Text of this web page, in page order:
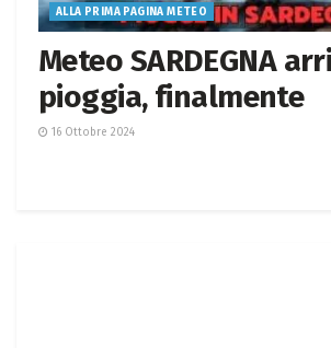
ALLA PRIMA PAGINA METEO
Meteo SARDEGNA
pioggia, finalmente
16 Ottobre 2024